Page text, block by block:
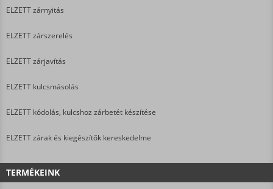
ELZETT zárnyitás
ELZETT zárszerelés
ELZETT zárjavítás
ELZETT kulcsmásolás
ELZETT kódolás, kulcshoz zárbetét készítése
ELZETT zárak és kiegészítők kereskedelme
TERMÉKEINK